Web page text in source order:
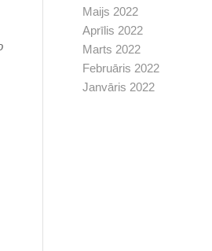
Maijs 2022
Aprīlis 2022
Marts 2022
Februāris 2022
Janvāris 2022